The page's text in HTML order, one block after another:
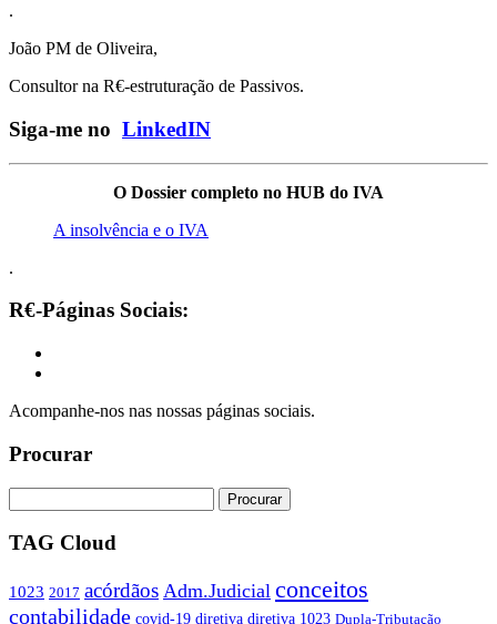
.
João PM de Oliveira,
Consultor na R€-estruturação de Passivos.
Siga-me no LinkedIN
O Dossier completo no HUB do IVA
A insolvência e o IVA
.
R€-Páginas Sociais:
Acompanhe-nos nas nossas páginas sociais.
Procurar
TAG Cloud
1023 2017 acórdãos Adm.Judicial conceitos
contabilidade covid-19 diretiva diretiva 1023 Dupla-Tributação